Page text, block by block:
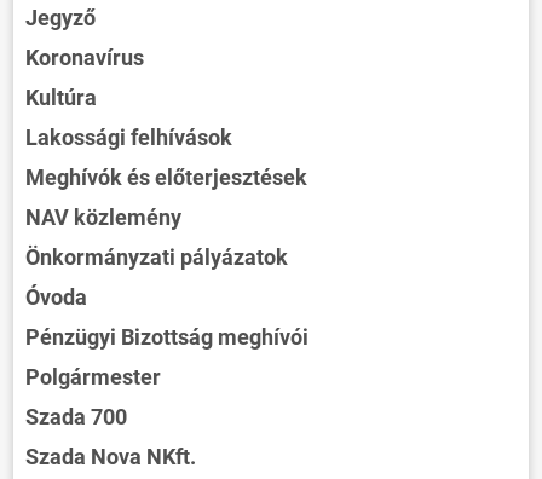
Jegyző
Koronavírus
Kultúra
Lakossági felhívások
Meghívók és előterjesztések
NAV közlemény
Önkormányzati pályázatok
Óvoda
Pénzügyi Bizottság meghívói
Polgármester
Szada 700
Szada Nova NKft.